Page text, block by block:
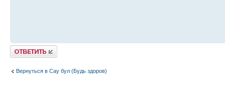
Ответить
Вернуться в Сау бул (Будь здоров)